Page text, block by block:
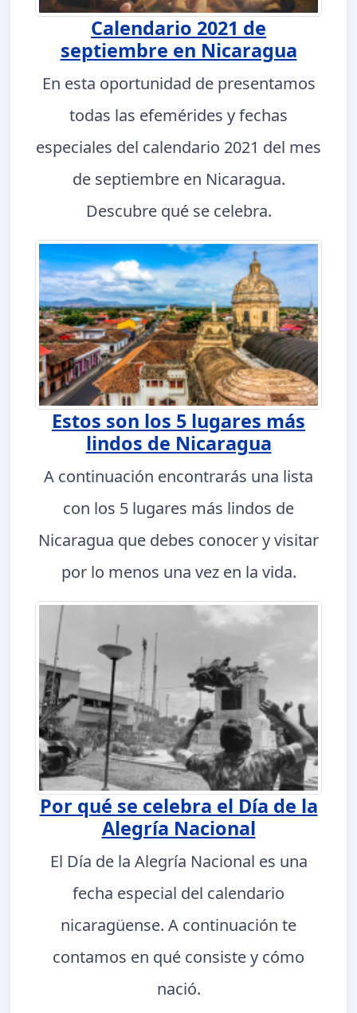
Calendario 2021 de
septiembre en Nicaragua
En esta oportunidad de presentamos
todas las efemérides y fechas
especiales del calendario 2021 del mes
de septiembre en Nicaragua.
Descubre qué se celebra.
Estos son los 5 lugares más
lindos de Nicaragua
A continuación encontrarás una lista
con los 5 lugares más lindos de
Nicaragua que debes conocer y visitar
por lo menos una vez en la vida.
Por qué se celebra el Día de la
Alegría Nacional
El Día de la Alegría Nacional es una
fecha especial del calendario
nicaragüense. A continuación te
contamos en qué consiste y cómo
nació.